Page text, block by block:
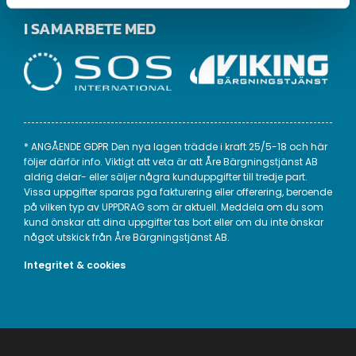
I SAMARBETE MED
* ANGÅENDE GDPR Den nya lagen trädde i kraft 25/5-18 och här
följer därför info. Viktigt att veta är att Åre Bärgningstjänst AB
aldrig delar- eller säljer några kunduppgifter till tredje part.
Vissa uppgifter sparas pga fakturering eller offerering, beroende
på vilken typ av UPPDRAG som är aktuell. Meddela om du som
kund önskar att dina uppgifter tas bort eller om du inte önskar
något utskick från Åre Bärgningstjänst AB.
Integritet & cookies